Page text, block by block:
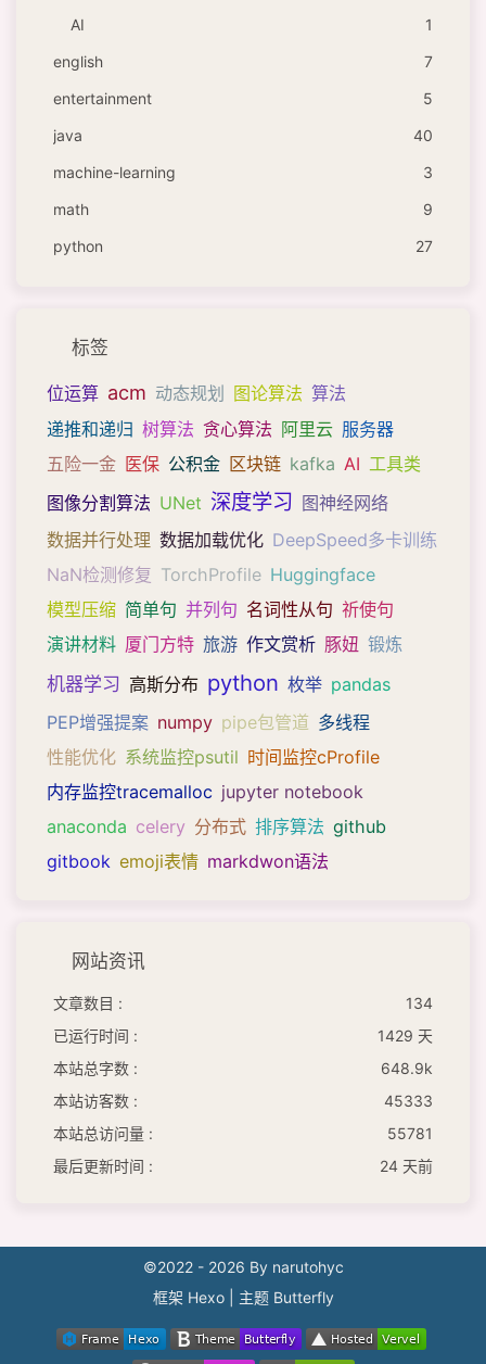
AI
1
english
7
entertainment
5
java
40
machine-learning
3
math
9
python
27
标签
位运算 acm 动态规划 图论算法 算法
递推和递归 树算法 贪心算法 阿里云 服务器
五险一金 医保 公积金 区块链 kafka AI 工具类
图像分割算法 UNet 深度学习 图神经网络
数据并行处理 数据加载优化 DeepSpeed多卡训练
NaN检测修复 TorchProfile Huggingface
模型压缩 简单句 并列句 名词性从句 祈使句
演讲材料 厦门方特 旅游 作文赏析 豚妞 锻炼
机器学习 高斯分布 python 枚举 pandas
PEP增强提案 numpy pipe包管道 多线程
性能优化 系统监控psutil 时间监控cProfile
内存监控tracemalloc jupyter notebook
anaconda celery 分布式 排序算法 github
gitbook emoji表情 markdwon语法
网站资讯
文章数目 :
134
已运行时间 :
1429 天
本站总字数 :
648.9k
本站访客数 :
45333
本站总访问量 :
55781
最后更新时间 :
24 天前
©2022 - 2026 By narutohyc
框架 Hexo 主题 Butterfly